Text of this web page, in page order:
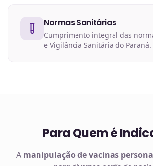
Normas Sanitárias
Cumprimento integral das
e Vigilância Sanitária do Paraná.
Para Quem é
A manipulação devacinas